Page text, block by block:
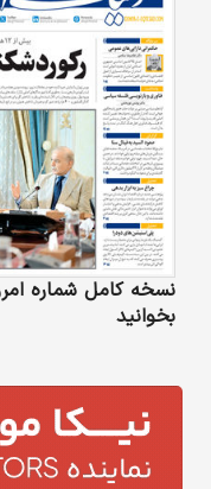
نسخه کامل شماره
بخوانید